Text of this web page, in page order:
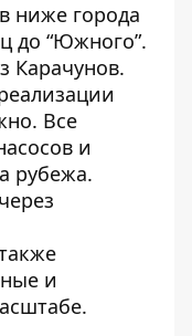
ниже города
до “Южного”.
Карачунов.
Все
и
рубежа.
и